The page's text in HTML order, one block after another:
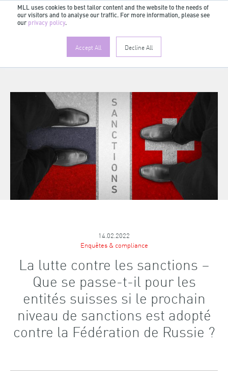
MLL uses cookies to best tailor content and the website to the needs of
our visitors and to analyse our traffic. For more information, please see
our privacy policy.
Accept All Decline All
FR
14.02.2022
Enquêtes & compliance
La lutte contre les sanctions –
Que se passe-t-il pour les
entités suisses si le prochain
niveau de sanctions est adopté
contre la Fédération de Russie ?